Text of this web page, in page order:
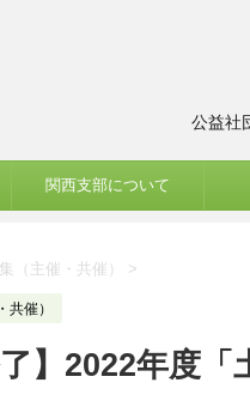
公益社
関西支部について
（主催・共催） >
催）
了】2022年度